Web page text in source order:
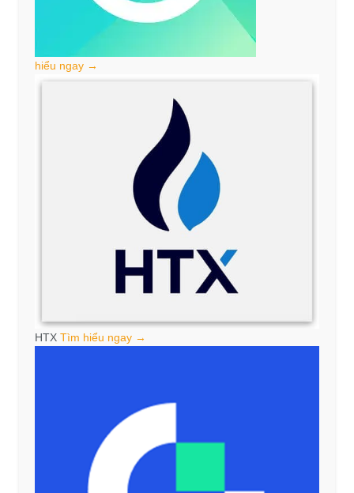
hiểu ngay →
HTX Tìm hiểu ngay →